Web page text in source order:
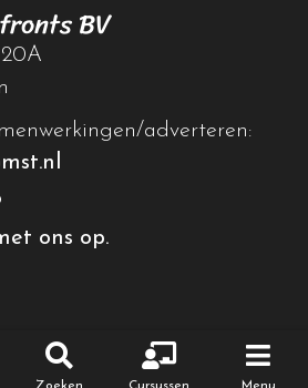
BV
adverteren:
ons op.
Baby op komst